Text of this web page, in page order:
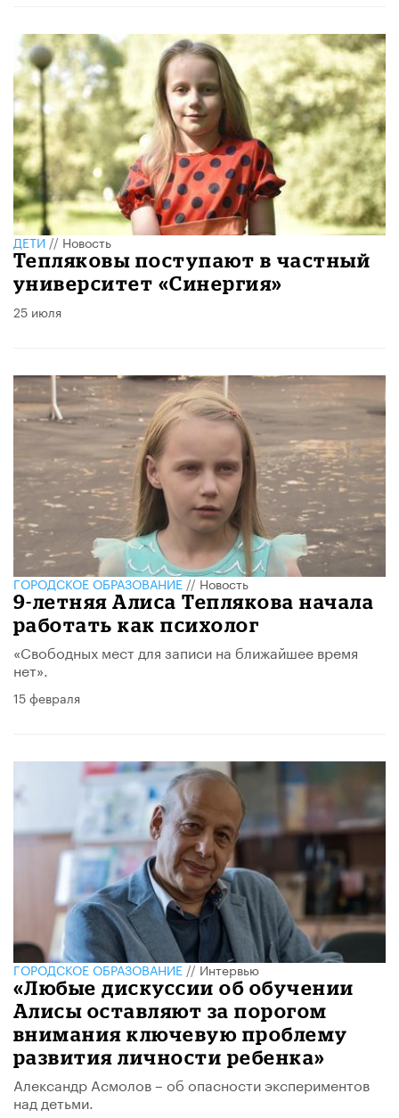
ДЕТИ//Новость
Тепляковы поступают в частный
университет «Синергия»
25 июля
ГОРОДСКОЕ ОБРАЗОВАНИЕ//Новость
9-летняя Алиса Теплякова начала
работать как психолог
«Свободных мест для записи на ближайшее время
нет».
15 февраля
ГОРОДСКОЕ ОБРАЗОВАНИЕ//Интервью
«Любые дискуссии об обучении
Алисы оставляют за порогом
внимания ключевую проблему
развития личности ребенка»
Александр Асмолов – об опасности экспериментов
над детьми.